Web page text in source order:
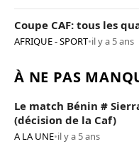
Coupe CAF: tous les
AFRIQUE - SPORT•il y a 5 ans
À NE PAS
Le match Bénin #
(décision de la Caf)
A LA UNE•il y a 5 ans